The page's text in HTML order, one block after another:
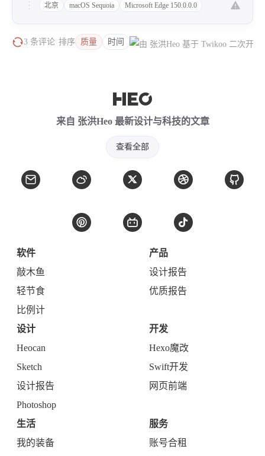
北京 macOS Sequoia Microsoft Edge 150.0.0.0
3 条评论 排序 质量 时间
来自 张洪Heo 最新设计与科技的文章
查看全部
软件
敲木鱼
轻节食
比例计
产品
设计报告
优质报告
设计
Heocan
Sketch
设计报告
Photoshop
开发
Hexo魔改
Swift开发
网页前端
生活
我的装备
服务
账号合租